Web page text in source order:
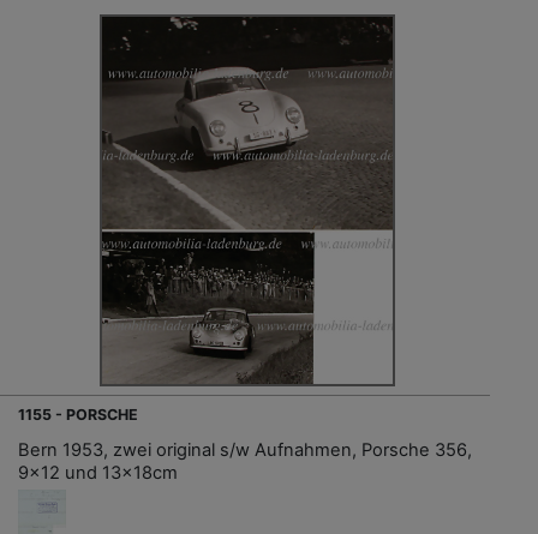
1155 - PORSCHE
Bern 1953, zwei original s/w Aufnahmen, Porsche 356,
9x12 und 13x18cm